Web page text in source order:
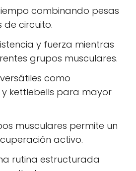
combinando pesas
de circuito.
y fuerza mientras
grupos musculares.
como
kettlebells para mayor
musculares permite un
activo.
rutina estructurada